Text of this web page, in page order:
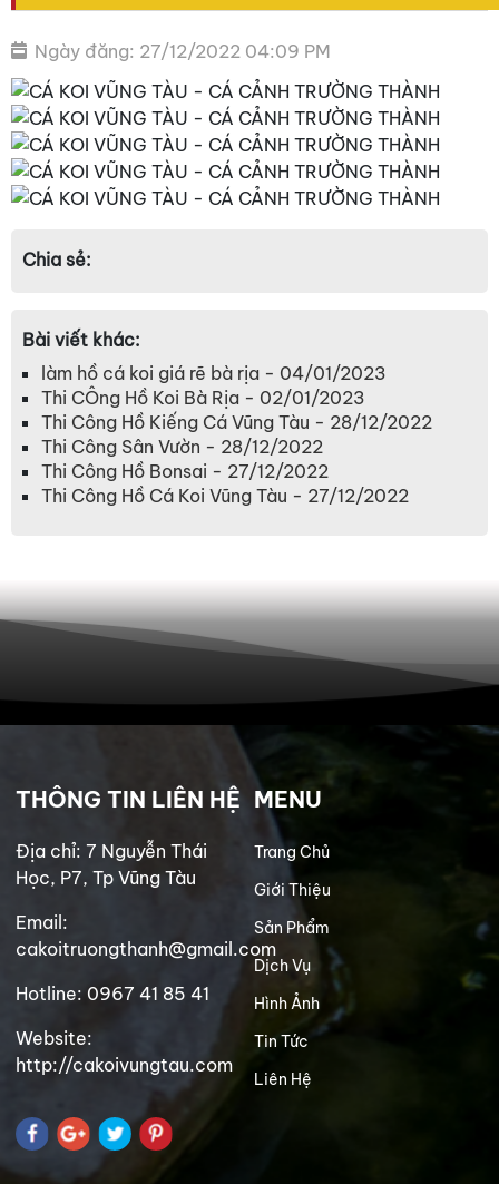
Ngày đăng: 27/12/2022 04:09 PM
Chia sẻ:
Bài viết khác:
làm hồ cá koi giá rẽ bà rịa - 04/01/2023
Thi CÔng Hồ Koi Bà Rịa - 02/01/2023
Thi Công Hồ Kiếng Cá Vũng Tàu - 28/12/2022
Thi Công Sân Vườn - 28/12/2022
Thi Công Hồ Bonsai - 27/12/2022
Thi Công Hồ Cá Koi Vũng Tàu - 27/12/2022
THÔNG TIN LIÊN HỆ
Địa chỉ: 7 Nguyễn Thái
Học, P7, Tp Vũng Tàu
Email:
cakoitruongthanh@gmail.com
Hotline: 0967 41 85 41
Website:
http://cakoivungtau.com
MENU
Trang Chủ
Giới Thiệu
Sản Phẩm
Dịch Vụ
Hình Ảnh
Tin Tức
Liên Hệ